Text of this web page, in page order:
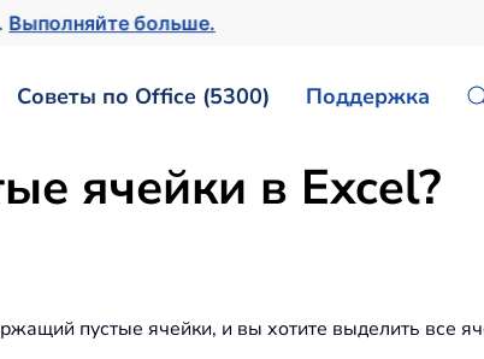
Выполняйте больше.
Советы по Office (5300) Поддержка
ячейки в Excel?
пустые ячейки, и вы хотите выделить все